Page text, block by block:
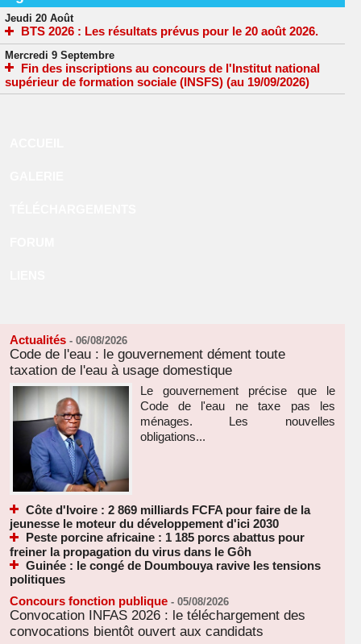
Jeudi 20 Août
BTS 2026 : Les résultats prévus pour le 20 août 2026.
Mercredi 9 Septembre
Fin des inscriptions au concours de l'Institut national
supérieur de formation sociale (INSFS) (au 19/09/2026)
Actualités - 06/08/2026
Code de l'eau : le gouvernement dément toute
taxation de l'eau à usage domestique
Le gouvernement précise que le
Code de l'eau ne taxe pas les
ménages. Les nouvelles
obligations...
Côte d'Ivoire : 2 869 milliards FCFA pour faire de la
jeunesse le moteur du développement d'ici 2030
Peste porcine africaine : 1 185 porcs abattus pour
freiner la propagation du virus dans le Gôh
Guinée : le congé de Doumbouya ravive les tensions
politiques
Concours fonction publique - 05/08/2026
Convocation INFAS 2026 : le téléchargement des
convocations bientôt ouvert aux candidats